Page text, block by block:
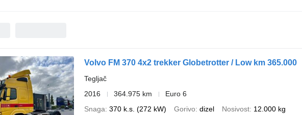
Volvo FM 370 4x2 trekker Globetrotter / Low km 365.000
Tegljač
2016
364.975 km
Euro 6
Snaga 370 k.s. (272 kW) Gorivo dizel Nosivost 12.000 kg